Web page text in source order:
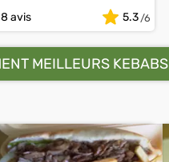
8 avis
5.3
MEILLEURS KEBABS